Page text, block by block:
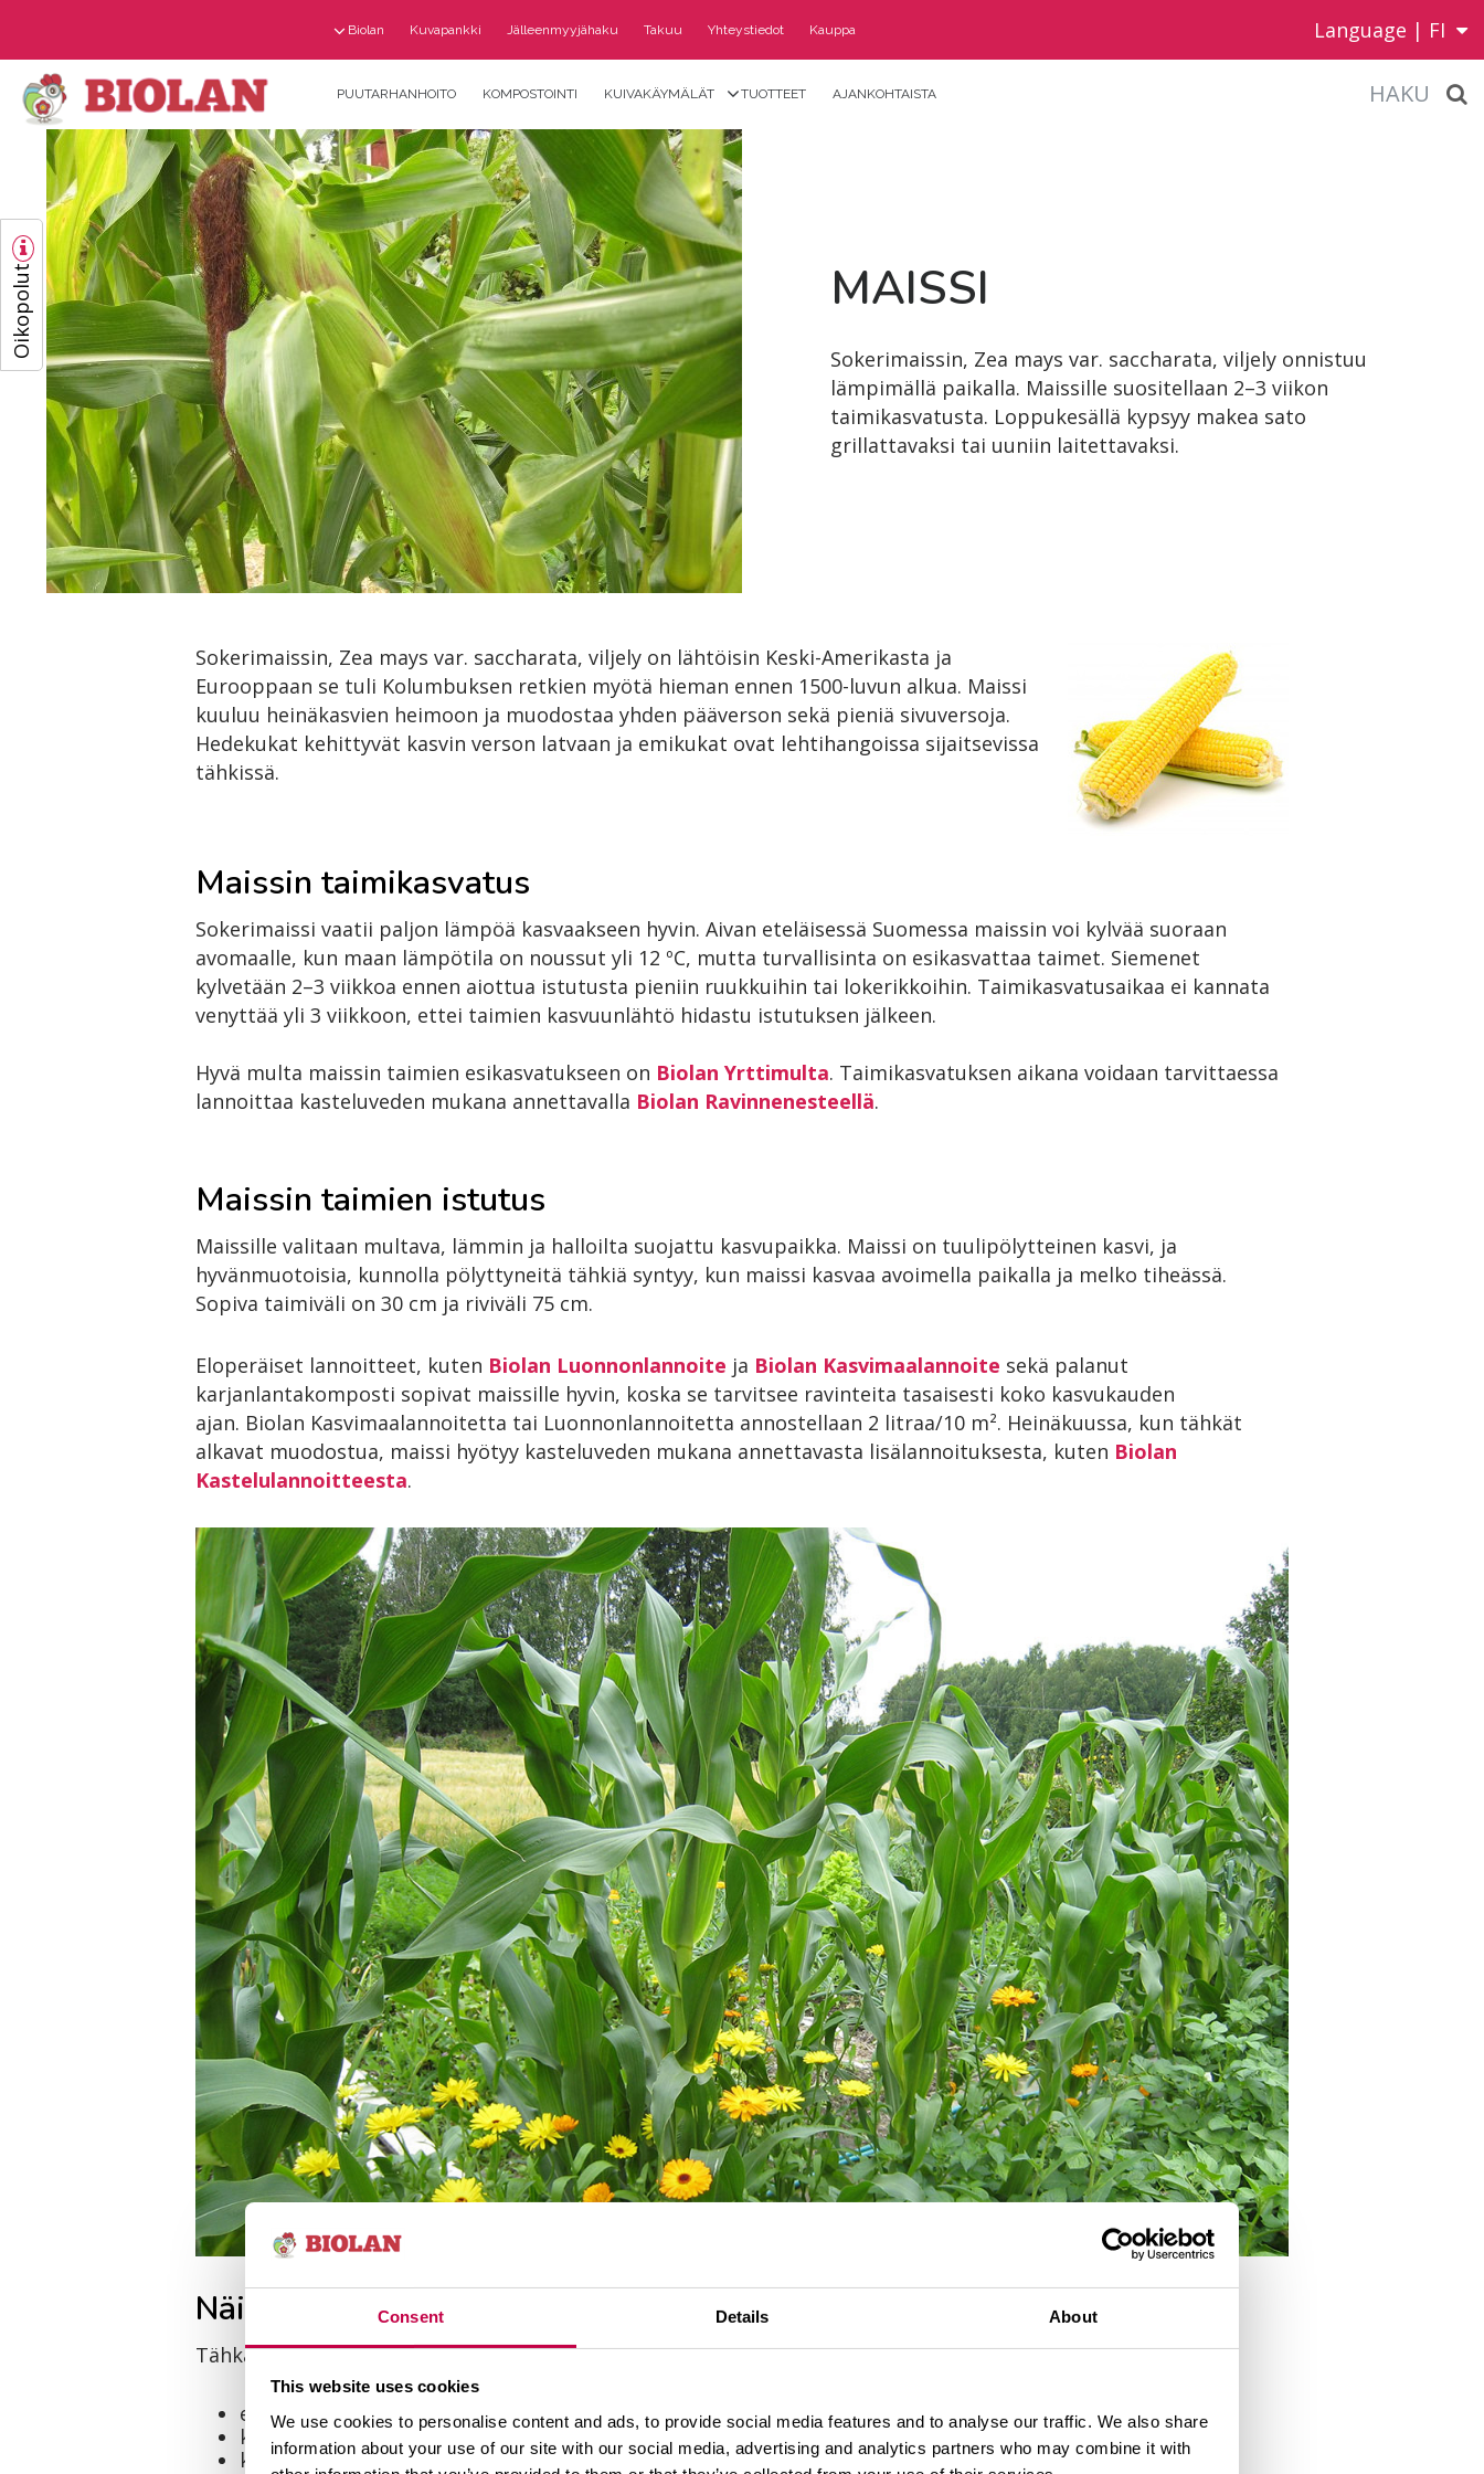
Consent Details About
This website uses cookies
We use cookies to personalise content and ads, to provide social media features and to analyse our traffic. We also share
information about your use of our site with our social media, advertising and analytics partners who may combine it with
Oikopolut
Biolan Kuvapankki Jälleenmyyjähaku Takuu Yhteystiedot Kauppa Language | FI
PUUTARHANHOITO KOMPOSTOINTI KUIVAKÄYMÄLÄT TUOTTEET AJANKOHTAISTA HAKU
MAIS­SI
Sokerimaissin, Zea mays var. saccharata, viljely onnistuu
lämpimällä paikalla. Maissille suositellaan 2–3 viikon
taimikasvatusta. Loppukesällä kypsyy makea sato
grillattavaksi tai uuniin laitettavaksi.
Sokerimaissin, Zea mays var. saccharata, viljely on lähtöisin Keski-Amerikasta ja
Eurooppaan se tuli Kolumbuksen retkien myötä hieman ennen 1500-luvun alkua. Maissi
kuuluu heinäkasvien heimoon ja muodostaa yhden pääverson sekä pieniä sivuversoja.
Hedekukat kehittyvät kasvin verson latvaan ja emikukat ovat lehtihangoissa sijaitsevissa
tähkissä.
Maissin taimikasvatus
Sokerimaissi vaatii paljon lämpöä kasvaakseen hyvin. Aivan eteläisessä Suomessa maissin voi kylvää suoraan
avomaalle, kun maan lämpötila on noussut yli 12 ºC, mutta turvallisinta on esikasvattaa taimet. Siemenet
kylvetään 2–3 viikkoa ennen aiottua istutusta pieniin ruukkuihin tai lokerikkoihin. Taimikasvatusaikaa ei kannata
venyttää yli 3 viikkoon, ettei taimien kasvuunlähtö hidastu istutuksen jälkeen.
Hyvä multa maissin taimien esikasvatukseen on Biolan Yrttimulta. Taimikasvatuksen aikana voidaan tarvittaessa
lannoittaa kasteluveden mukana annettavalla Biolan Ravinnenesteellä.
Maissin taimien istutus
Maissille valitaan multava, lämmin ja halloilta suojattu kasvupaikka. Maissi on tuulipölytteinen kasvi, ja
hyvänmuotoisia, kunnolla pölyttyneitä tähkiä syntyy, kun maissi kasvaa avoimella paikalla ja melko tiheässä.
Sopiva taimiväli on 30 cm ja riviväli 75 cm.
Eloperäiset lannoitteet, kuten Biolan Luonnonlannoite ja Biolan Kasvimaalannoite sekä palanut
karjanlantakomposti sopivat maissille hyvin, koska se tarvitsee ravinteita tasaisesti koko kasvukauden
ajan. Biolan Kasvimaalannoitetta tai Luonnonlannoitetta annostellaan 2 litraa/10 m². Heinäkuussa, kun tähkät
alkavat muodostua, maissi hyötyy kasteluveden mukana annettavasta lisälannoituksesta, kuten Biolan
Kastelulannoitteesta.
Näin tunnistat kypsät maissintähkät
Tähkä on valmis kerättäväksi, kun
emikukintojen vaaleat haivenet ruskettuvat,
kypsän tähkän pää tuntuu pyöreältä,
kynnellä painettaessa jyvän sisältä pursuava neste on muuttunut maitomaisen valkoiseksi - raa'an jyvän